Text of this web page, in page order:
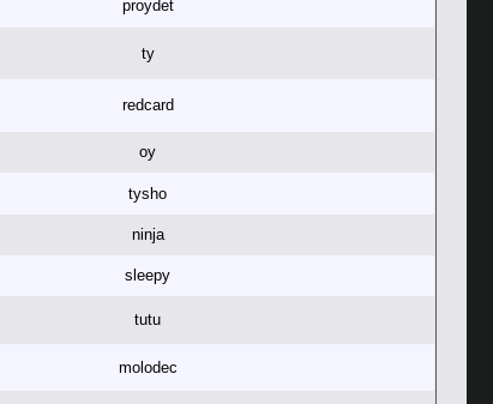
proydet
ty
redcard
oy
tysho
ninja
sleepy
tutu
molodec